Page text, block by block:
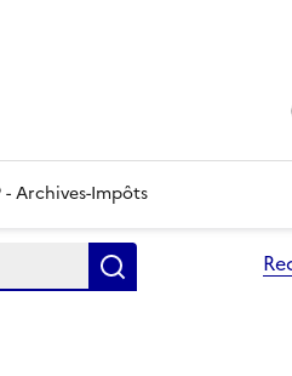
- Archives-Impôts